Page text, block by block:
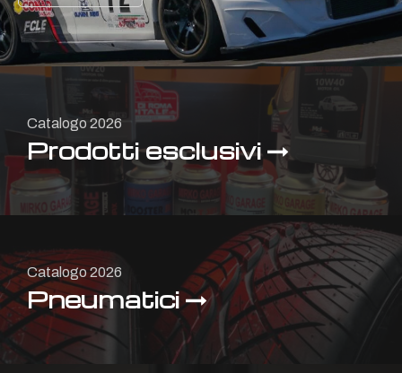
Catalogo 2026
Prodotti esclusivi
Catalogo 2026
Pneumatici